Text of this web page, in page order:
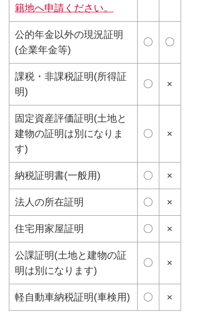
籍地へ申請ください。
公的年金以外の現況証明
(企業年金等)
〇 〇
課税・非課税証明(所得証
明)
〇 ×
固定資産評価証明(土地と
建物の証明は別になりま
す)
〇 ×
納税証明書(一般用) 〇 ×
法人の所在証明 〇 ×
住宅用家屋証明 〇 ×
公課証明(土地と建物の証
明は別になります)
〇 ×
軽自動車納税証明(車検用) 〇 ×